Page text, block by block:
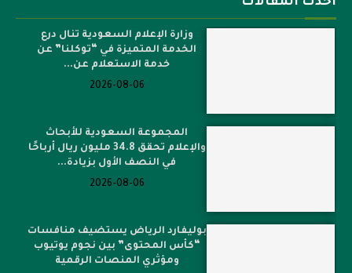
وزارة الإعلام السعودية تنال درع
الخدمة المتميزة في “توكلنا” عن
خدمة الاستعلام عن...
2026-08-06
المجموعة السعودية للأبحاث
والإعلام تحقق 34.8 مليون ريال أرباحًا
في النصف الأول بزيادة...
2026-08-06
بوليفارد الرياض يستضيف منافسات
“كأس المحتوى” بين نجوم يوتيوب
ومؤثري المنصات الرقمية